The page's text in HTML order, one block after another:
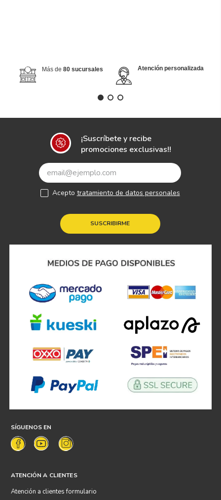
Más de 80 sucursales Atención personalizada
¡Suscríbete y recibe
promociones exclusivas!!
SUSCRIBIRME
Acepto tratamiento de datos personales
SÍGUENOS EN
ATENCIÓN A CLIENTES
Atención a clientes formulario